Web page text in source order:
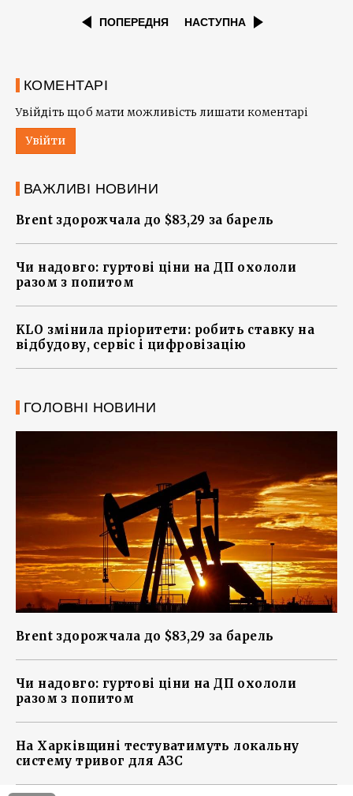
ПОПЕРЕДНЯ НАСТУПНА
КОМЕНТАРІ
Увійдіть щоб мати можливість лишати коментарі
Увійти
ВАЖЛИВІ НОВИНИ
Brent здорожчала до $83,29 за барель
Чи надовго: гуртові ціни на ДП охололи
разом з попитом
KLO змінила пріоритети: робить ставку на
відбудову, сервіс і цифровізацію
ГОЛОВНІ НОВИНИ
Brent здорожчала до $83,29 за барель
Чи надовго: гуртові ціни на ДП охололи
разом з попитом
На Харківщині тестуватимуть локальну
систему тривог для АЗС